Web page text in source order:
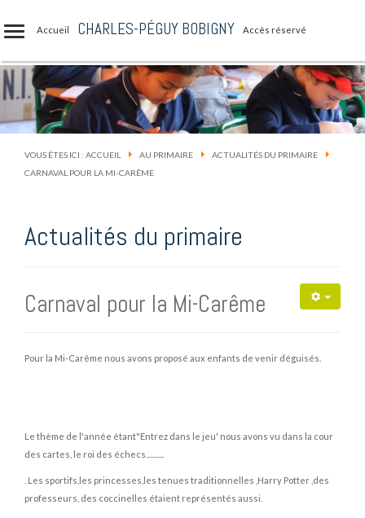
Accueil CHARLES-PÉGUY BOBIGNY Accès réservé
VOUS ÊTES ICI : ACCUEIL AU PRIMAIRE
ACTUALITÉS DU PRIMAIRE
CARNAVAL POUR LA MI-CARÊME
Actualités du primaire
Carnaval pour la Mi-Carême
Pour la Mi-Carême nous avons proposé aux enfants de venir déguisés.
Le thème de l'année étant"Entrez dans le jeu' nous avons vu dans la cour
des cartes, le roi des échecs...........
. Les sportifs,les princesses,les tenues traditionnelles ,Harry Potter ,des
professeurs, des coccinelles étaient représentés aussi.